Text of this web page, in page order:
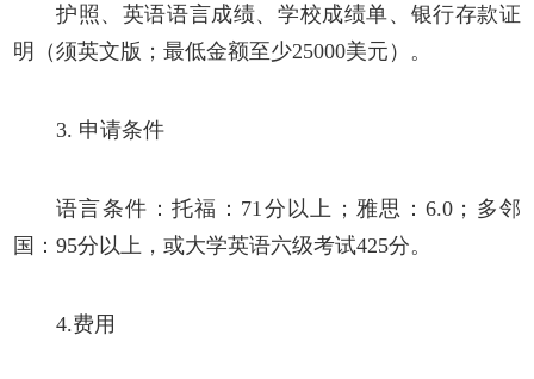
护照、英语语言成绩、学校成绩单、银行存款证
明（须英文版；最低金额至少25000美元）。
3. 申请条件
语言条件：托福： 71分以上；雅思：6.0；多邻
国：95分以上，或大学英语六级考试425分。
4.费用